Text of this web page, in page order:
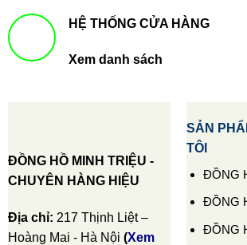
HỆ THỐNG CỬA HÀNG
Xem danh sách
ĐỒNG HỒ MINH TRIỆU -
CHUYÊN HÀNG HIỆU
Địa chỉ: 217 Thịnh Liệt –
Hoàng Mai - Hà Nội (Xem
SẢN
TÔI
ĐỒNG
ĐỒNG
ĐỒNG